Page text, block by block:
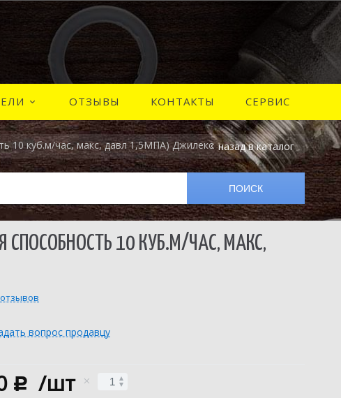
ОТЗЫВЫ КОНТАКТЫ СЕРВИС
10 куб.м/час, макс, давл 1,5МПА) Джилекс назад в каталог
10 КУБ.М/ЧАС, МАКС,
вопрос продавцу
c /шт